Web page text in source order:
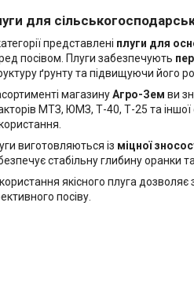
для
представлені плуги для
посівом. Плуги забезпечують
ґрунту та підвищуючи його
магазинуАгро-Зем ви
МТЗ, ЮМЗ, Т-40, Т-25 та іншої
виготовляються із міцної
стабільну глибину оранки
якісного плуга
посіву.